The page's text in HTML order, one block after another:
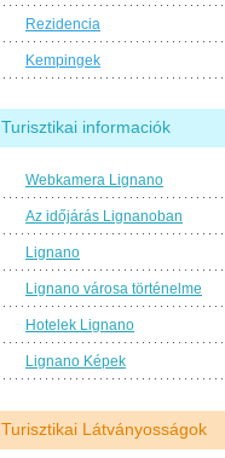
Rezidencia
Kempingek
Turisztikai informaciók
Webkamera Lignano
Az időjárás Lignanoban
Lignano
Lignano városa történelme
Hotelek Lignano
Lignano Képek
Turisztikai Látványosságok